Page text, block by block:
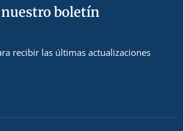
nuestro boletín
recibir las últimas actualizaciones